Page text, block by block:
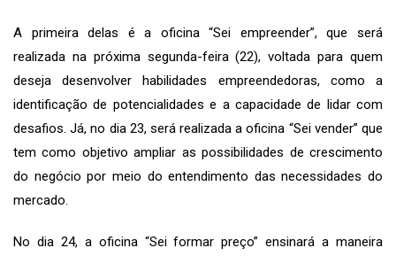
A primeira delas é a oficina “Sei empreender”, que será
realizada na próxima segunda-feira (22), voltada para quem
deseja desenvolver habilidades empreendedoras, como a
identificação de potencialidades e a capacidade de lidar com
desafios. Já, no dia 23, será realizada a oficina “Sei vender” que
tem como objetivo ampliar as possibilidades de crescimento
do negócio por meio do entendimento das necessidades do
mercado.
No dia 24, a oficina “Sei formar preço” ensinará a maneira